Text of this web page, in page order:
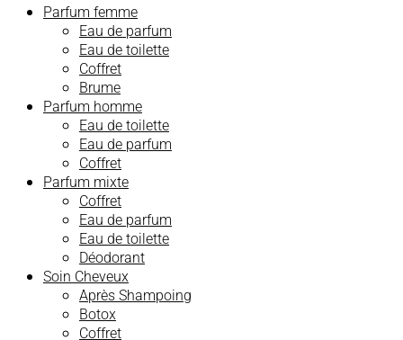
Parfum femme
Eau de parfum
Eau de toilette
Coffret
Brume
Parfum homme
Eau de toilette
Eau de parfum
Coffret
Parfum mixte
Coffret
Eau de parfum
Eau de toilette
Déodorant
Soin Cheveux
Après Shampoing
Botox
Coffret